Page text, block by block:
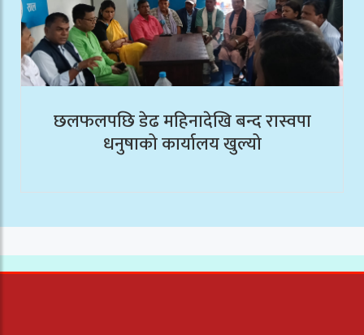
छलफलपछि डेढ महिनादेखि बन्द रास्वपा
धनुषाको कार्यालय खुल्यो